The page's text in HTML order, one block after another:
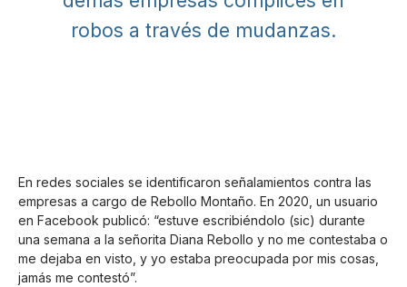
robos a través de mudanzas.
En redes sociales se identificaron señalamientos contra las
empresas a cargo de Rebollo Montaño. En 2020, un usuario
en Facebook publicó: “estuve escribiéndolo (sic) durante
una semana a la señorita Diana Rebollo y no me contestaba o
me dejaba en visto, y yo estaba preocupada por mis cosas,
jamás me contestó”.